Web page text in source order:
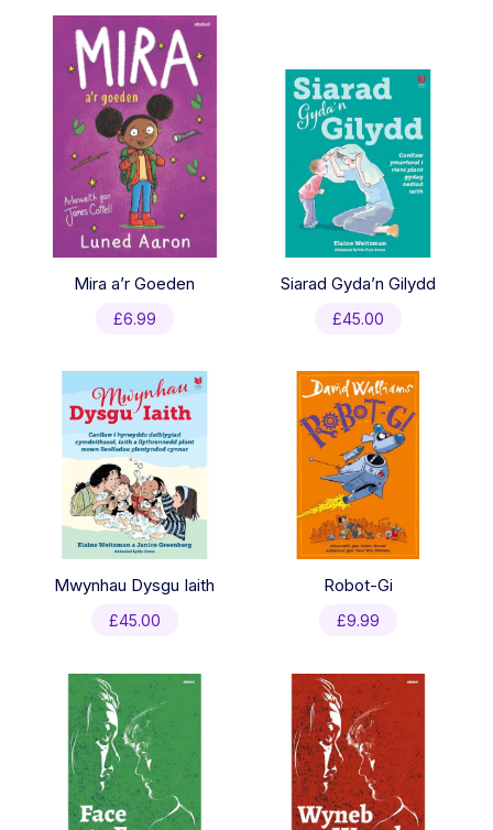
£29.99.
Mira a’r Goeden
£6.99
Siarad Gyda’n Gilydd
£45.00
Mwynhau Dysgu Iaith
£45.00
Robot-Gi
£9.99